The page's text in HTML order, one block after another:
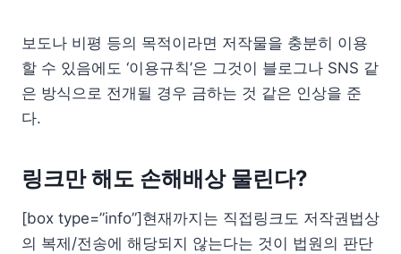
보도나 비평 등의 목적이라면 저작물을 충분히 이용
할 수 있음에도 ‘이용규칙’은 그것이 블로그나 SNS 같
은 방식으로 전개될 경우 금하는 것 같은 인상을 준
다.
링크만 해도 손해배상 물린다?
[box type=”info”]현재까지는 직접링크도 저작권법상
의 복제/전송에 해당되지 않는다는 것이 법원의 판단